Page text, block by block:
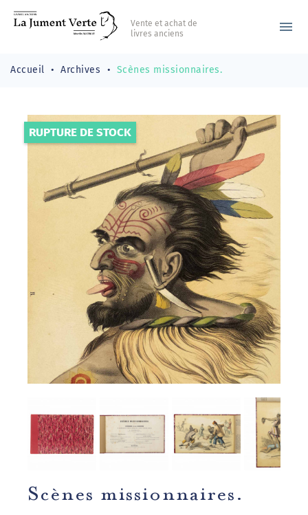
Vente et achat de
livres anciens
menu
Accueil Archives Scènes missionnaires.
RUPTURE DE STOCK
Scènes missionnaires.